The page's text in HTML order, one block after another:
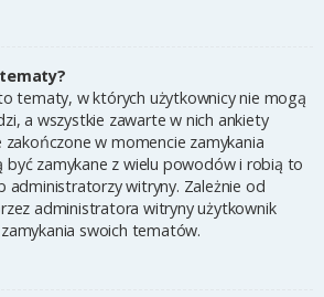
tematy, w których użytkownicy nie mogą
a wszystkie zawarte w nich ankiety
w momencie zamykania
zamykane z wielu powodów i robią to
administratorzy witryny. Zależnie od
administratora witryny użytkownik
swoich tematów.